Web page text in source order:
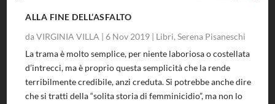
ALLA FINE DELL’ASFALTO
daVIRGINIA VILLA |6 Nov 2019 | Libri,Serena Pisaneschi
La trama è molto semplice, per niente laboriosa o costellata
d’intrecci, ma è proprio questa semplicità che la rende
terribilmente credibile, anzi creduta. Si potrebbe anche dire
che si tratti della “solita storia di femminicidio”, ma non lo